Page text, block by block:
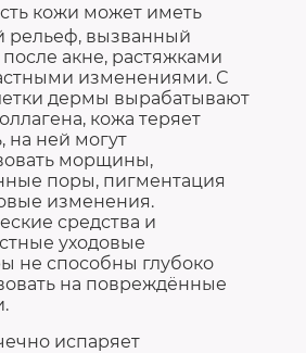
кожи может иметь
рельеф, вызванный
акне, растяжками
изменениями. С
дермы вырабатывают
кожа теряет
на ней могут
морщины,
поры, пигментация
изменения.
средства и
уходовые
не способны глубоко
на повреждённые
испаряет